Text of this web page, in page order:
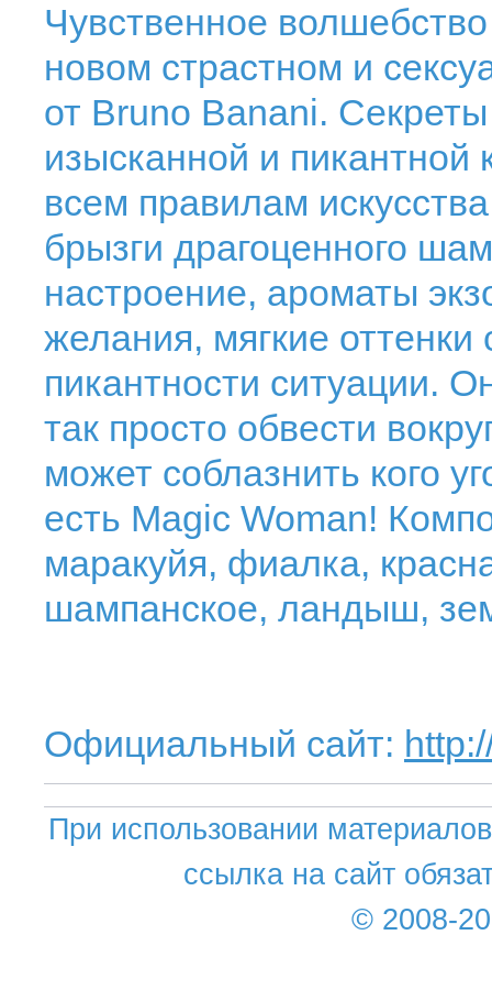
Чувственное
новом страстном и
от Bruno Banani.
изысканной и пикантной
всем правилам
брызги драгоценного
настроение, ароматы
желания, мягкие
пикантности ситуации.
так просто обвести
может соблазнить кого
есть Magic Woman!
маракуйя, фиалка,
шампанское, ландыш,
Официальный сайт:
При использовании
ссылка на сайт
© 2008-